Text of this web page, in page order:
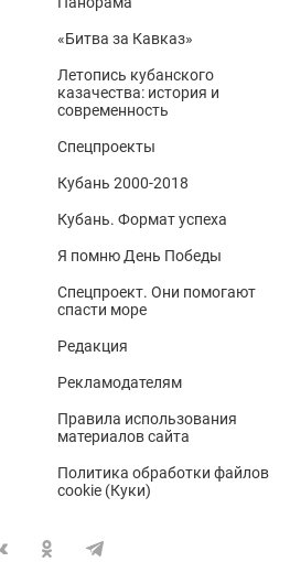
«Битва за Кавказ»
Летопись кубанского
казачества: история и
современность
Спецпроекты
Кубань 2000-2018
Кубань. Формат успеха
Я помню День Победы
Спецпроект. Они помогают
спасти море
Редакция
Рекламодателям
Правила использования
материалов сайта
Политика обработки файлов
cookie (Куки)